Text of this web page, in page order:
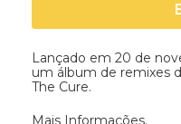
Lançado em 20 de
um álbum de remixes
The Cure.
Mais Informações.